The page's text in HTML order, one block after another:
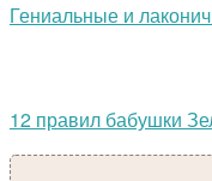
Гениальные и
12 правил бабушки